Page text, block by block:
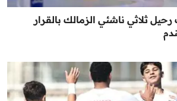
ثلاثي ناشئي الزمالك بالقرار